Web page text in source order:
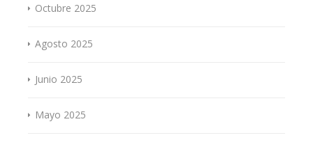
Octubre 2025
Agosto 2025
Junio 2025
Mayo 2025